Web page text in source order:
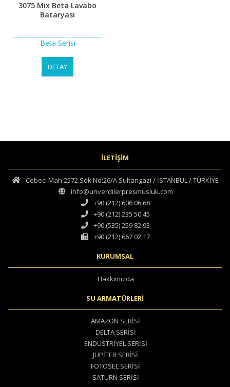
3075 Mix Beta Lavabo
Bataryası
Beta Serisi
DETAY
İLETİŞİM
Cebeci Mah 2572 Sok No:26/A Sultangazi / İSTANBUL / TÜRKİYE
info@unverdilerpresmusluk.com
+90 (212) 606 06 68
+90 (212) 235 50 45
+90 (535) 259 82 93
+90 (212) 667 02 17
KURUMSAL
Hakkımızda
SU ARMATÜRLERİ
AMAZON SERİSİ
DELTA SERİSİ
ENDÜSTRİYEL SERİSİ
JUPİTER SERİSİ
FOTOSEL SERİSİ
SATURN SERİSİ